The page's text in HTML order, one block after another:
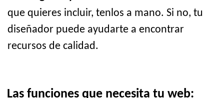
que quieres incluir, tenlos a mano. Si no, tu
diseñador puede ayudarte a encontrar
recursos de calidad.
Las funciones que necesita tu web: